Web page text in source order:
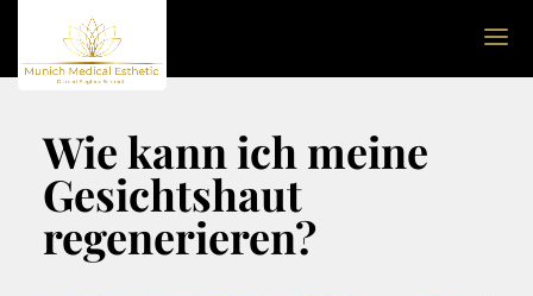
Wie kann ich meine
Gesichtshaut
regenerieren?